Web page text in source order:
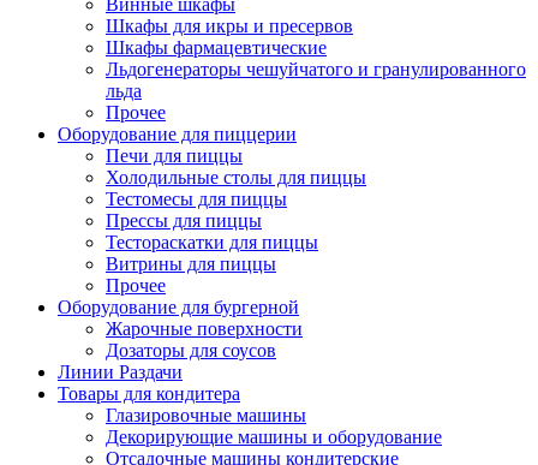
Винные шкафы
Шкафы для икры и пресервов
Шкафы фармацевтические
Льдогенераторы чешуйчатого и гранулированного
льда
Прочее
Оборудование для пиццерии
Печи для пиццы
Холодильные столы для пиццы
Тестомесы для пиццы
Прессы для пиццы
Тестораскатки для пиццы
Витрины для пиццы
Прочее
Оборудование для бургерной
Жарочные поверхности
Дозаторы для соусов
Линии Раздачи
Товары для кондитера
Глазировочные машины
Декорирующие машины и оборудование
Отсадочные машины кондитерские